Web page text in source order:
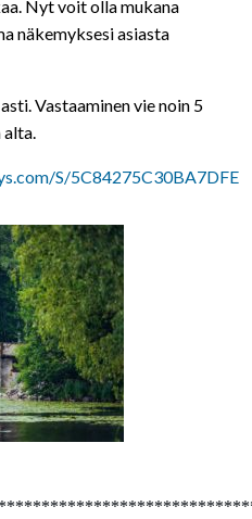
Nyt voit olla mukana
näkemyksesi asiasta
Vastaaminen vie noin 5
alta.
S/5C84275C30BA7DFE